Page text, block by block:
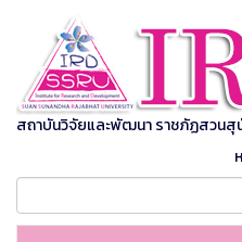
สถาบันวิจัยและพัฒนา ราชภัฏสวนสุ